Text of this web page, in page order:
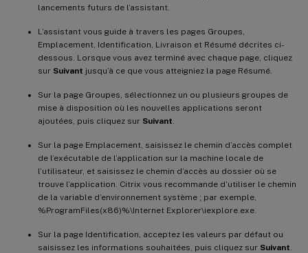
lancements futurs de l’assistant.
L’assistant vous guide à travers les pages Groupes,
Emplacement, Identification, Livraison et Résumé décrites ci-
dessous. Lorsque vous avez terminé avec chaque page, cliquez
sur Suivant jusqu’à ce que vous atteigniez la page Résumé.
Sur la page Groupes, sélectionnez un ou plusieurs groupes de
mise à disposition où les nouvelles applications seront
ajoutées, puis cliquez sur Suivant
Sur la page Emplacement, saisissez le chemin d’accès complet
de l’exécutable de l’application sur la machine locale de
l’utilisateur, et saisissez le chemin d’accès au dossier où se
trouve l’application. Citrix vous recommande d’utiliser le chemin
de la variable d’environnement système ; par exemple,
%ProgramFiles(x86)%\Internet Explorer\iexplore.exe.
Sur la page Identification, acceptez les valeurs par défaut ou
saisissez les informations souhaitées, puis cliquez sur Suivant